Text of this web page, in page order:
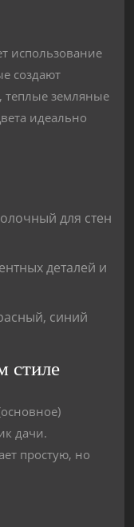
использование
создают
теплые земляные
идеально
для стен
деталей и
синий
стиле
дачи.
простую, но